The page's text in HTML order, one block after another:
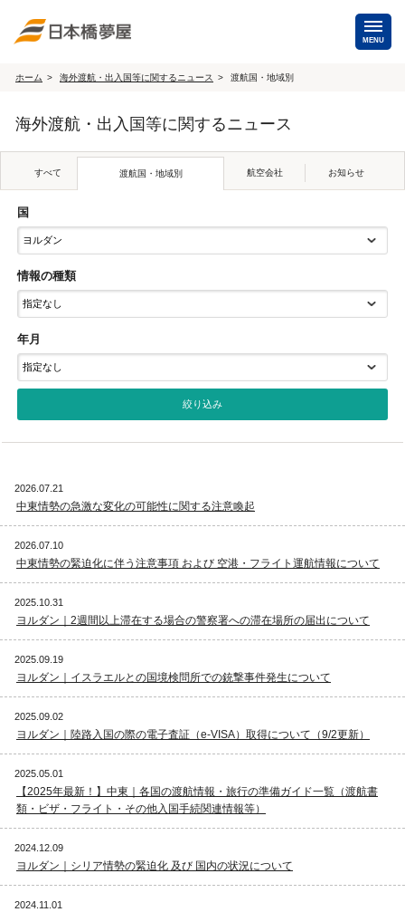
MENU
海外航空券
（日本発・海外発・世界一周）
保険・Wi-Fiレンタル
国内手配
航空券
貸切バス・ハイヤー 通訳・ガイド
選ばれる理由
採用情報
ホーム 海外渡航・出入国等に関するニュース 渡航国・地域別
海外渡航・出入国等に関するニュース
すべて 渡航国・地域別 航空会社 お知らせ
国
情報の種類
年月
2026.07.21
中東情勢の急激な変化の可能性に関する注意喚起
2026.07.10
中東情勢の緊迫化に伴う注意事項 および 空港・フライト運航情報について
2025.10.31
ヨルダン｜2週間以上滞在する場合の警察署への滞在場所の届出について
2025.09.19
ヨルダン｜イスラエルとの国境検問所での銃撃事件発生について
2025.09.02
ヨルダン｜陸路入国の際の電子査証（e-VISA）取得について（9/2更新）
2025.05.01
【2025年最新！】中東｜各国の渡航情報・旅行の準備ガイド一覧（渡航書
類・ビザ・フライト・その他入国手続関連情報等）
2024.12.09
ヨルダン｜シリア情勢の緊迫化 及び 国内の状況について
2024.11.01